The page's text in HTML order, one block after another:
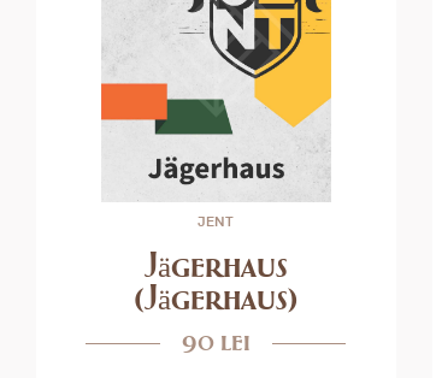
JENT
Jägerhaus
(Jägerhaus)
90 lei